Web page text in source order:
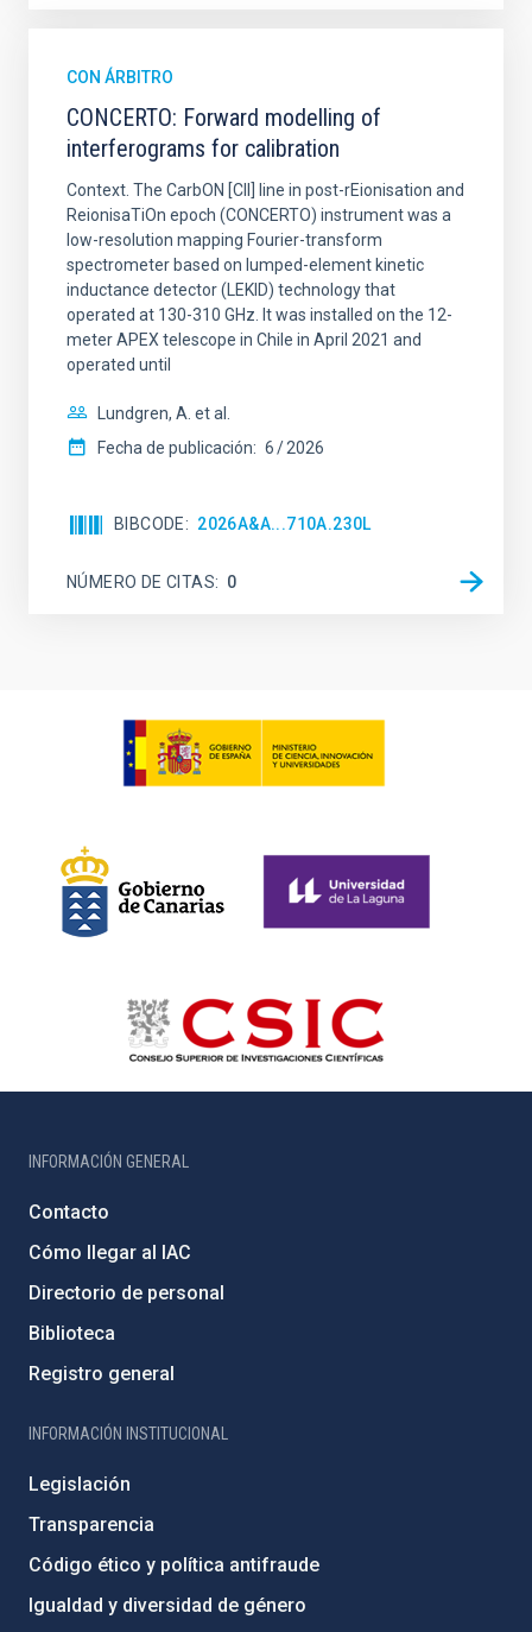
CON ÁRBITRO
CONCERTO: Forward modelling of
interferograms for calibration
Context. The CarbON [CII] line in post-rEionisation and
ReionisaTiOn epoch (CONCERTO) instrument was a
low-resolution mapping Fourier-transform
spectrometer based on lumped-element kinetic
inductance detector (LEKID) technology that
operated at 130-310 GHz. It was installed on the 12-
meter APEX telescope in Chile in April 2021 and
operated until
Lundgren, A. et al.
Fecha de publicación: 6 2026
BIBCODE 2026A&A...710A.230L
NÚMERO DE CITAS 0
INFORMACIÓN GENERAL
Contacto
Cómo llegar al IAC
Directorio de personal
Biblioteca
Registro general
INFORMACIÓN INSTITUCIONAL
Legislación
Transparencia
Código ético y política antifraude
Igualdad y diversidad de género